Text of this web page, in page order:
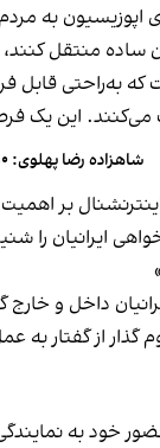
به
ساده منتقل
به‌راحتی قابل
می‌کنند. این یک
شاهزاده رضا پهلوی: ۵۰ هزار تن از نیروهای حکومتی و نظامی به کارزار «همکاری ملی» پیوسته‌اند
بر
داخل و
گذار از
به